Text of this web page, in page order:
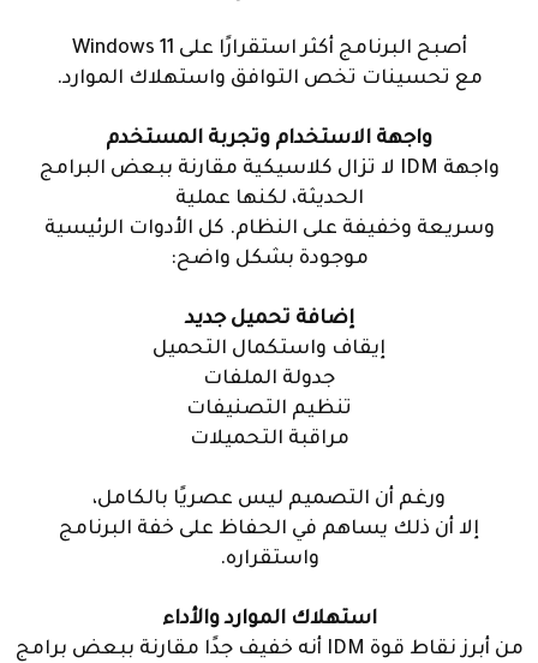
أصبح البرنامج أكثر استقرارًا على Windows 11
مع تحسينات تخص التوافق واستهلاك الموارد.
واجهة الاستخدام وتجربة المستخدم
واجهة IDM لا تزال كلاسيكية مقارنة ببعض البرامج
الحديثة، لكنها عملية
وسريعة وخفيفة على النظام. كل الأدوات الرئيسية
موجودة بشكل واضح:
إضافة تحميل جديد
إيقاف واستكمال التحميل
جدولة الملفات
تنظيم التصنيفات
مراقبة التحميلات
ورغم أن التصميم ليس عصريًا بالكامل،
إلا أن ذلك يساهم في الحفاظ على خفة البرنامج
واستقراره.
استهلاك الموارد والأداء
من أبرز نقاط قوة IDM أنه خفيف جدًا مقارنة ببعض برامج